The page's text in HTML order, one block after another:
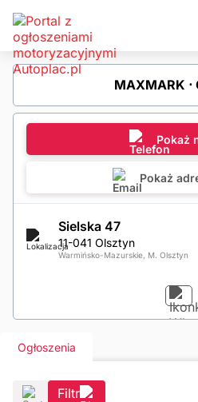
MAXMARK ⋅
Pokaż
Pokaż
Sielska 47
11-041 Olsztyn
Warmińsko-Mazurskie, M. Olsztyn
Ogłoszenia
Filtr